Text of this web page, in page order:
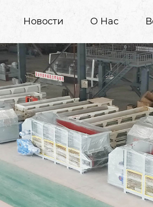
Новости О Нас